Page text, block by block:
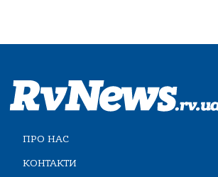
ПРО НАС
КОНТАКТИ